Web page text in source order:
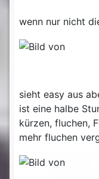
wenn nur nicht
sieht easy aus
ist eine halbe
kürzen, fluchen,
mehr fluchen